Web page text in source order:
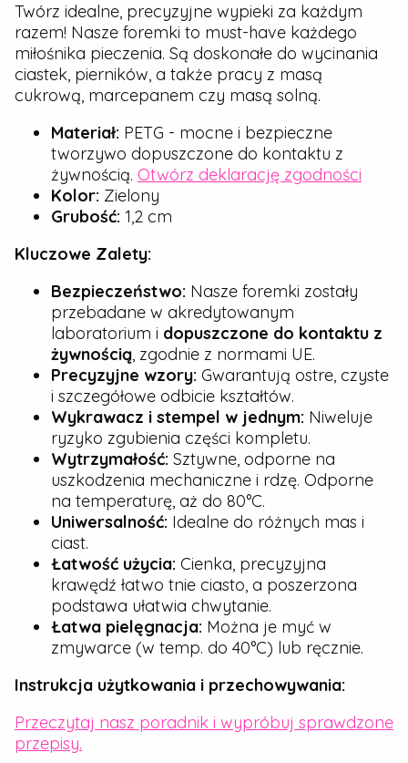
Twórz idealne, precyzyjne wypieki za każdym
razem! Nasze foremki to must-have każdego
miłośnika pieczenia. Są doskonałe do wycinania
ciastek, pierników, a także pracy z masą
cukrową, marcepanem czy masą solną.
Materiał: PETG - mocne i bezpieczne
tworzywo dopuszczone do kontaktu z
żywnością. Otwórz deklarację zgodności
Kolor: Zielony
Grubość: 1,2 cm
Kluczowe Zalety:
Bezpieczeństwo: Nasze foremki zostały
przebadane w akredytowanym
laboratorium i dopuszczone do kontaktu z
żywnością, zgodnie z normami UE.
Precyzyjne wzory: Gwarantują ostre, czyste
i szczegółowe odbicie kształtów.
Wykrawacz i stempel w jednym: Niweluje
ryzyko zgubienia części kompletu.
Wytrzymałość: Sztywne, odporne na
uszkodzenia mechaniczne i rdzę. Odporne
na temperaturę, aż do 80°C.
Uniwersalność: Idealne do różnych mas i
ciast.
Łatwość użycia: Cienka, precyzyjna
krawędź łatwo tnie ciasto, a poszerzona
podstawa ułatwia chwytanie.
Łatwa pielęgnacja: Można je myć w
zmywarce (w temp. do 40°C) lub ręcznie.
Instrukcja użytkowania i przechowywania:
Przeczytaj nasz poradnik i wypróbuj sprawdzone
przepisy.